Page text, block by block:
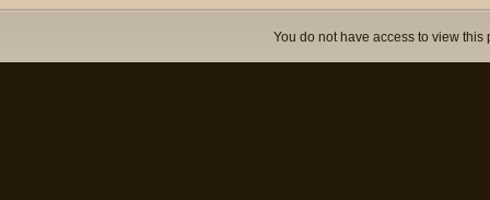
You do not have access to view this